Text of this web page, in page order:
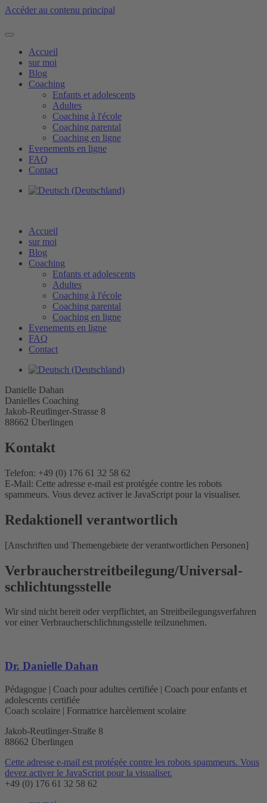
Accéder au contenu principal
Accueil
sur moi
Blog
Coaching
Enfants et adolescents
Adultes
Coaching à l'école
Coaching parental
Coaching en ligne
Evenements en ligne
FAQ
Contact
Accueil
sur moi
Blog
Coaching
Enfants et adolescents
Adultes
Coaching à l'école
Coaching parental
Coaching en ligne
Evenements en ligne
FAQ
Contact
Danielle Dahan
Danielles Coaching
Jakob-Reutlinger-Strasse 8
88662 Überlingen
Kontakt
Telefon: +49 (0) 176 61 32 58 62
E-Mail: Cette adresse e-mail est protégée contre les robots
spammeurs. Vous devez activer le JavaScript pour la visualiser.
Redaktionell verantwortlich
[Anschriften und Themengebiete der verantwortlichen Personen]
Verbraucher­streit­beilegung/Universal­
schlichtungs­stelle
Wir sind nicht bereit oder verpflichtet, an Streitbeilegungsverfahren
vor einer Verbraucherschlichtungsstelle teilzunehmen.
Dr. Danielle Dahan
Pédagogue | Coach pour adultes certifiée | Coach pour enfants et
adolescents certifiée
Coach scolaire | Formatrice harcèlement scolaire
Jakob-Reutlinger-Straße 8
88662 Überlingen
Cette adresse e-mail est protégée contre les robots spammeurs. Vous
devez activer le JavaScript pour la visualiser.
+49 (0) 176 61 32 58 62